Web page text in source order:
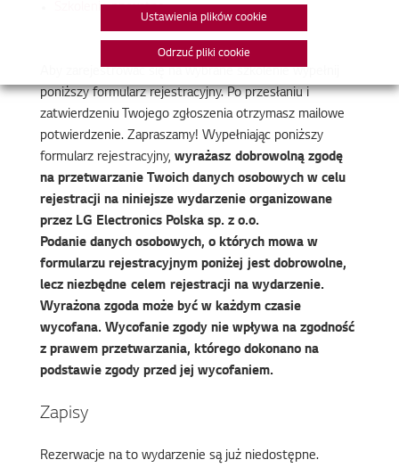
Szkolenie prywatne
poniższy formularz rejestracyjny. Po przesłaniu i
zatwierdzeniu Twojego zgłoszenia otrzymasz mailowe
potwierdzenie. Zapraszamy! Wypełniając poniższy
formularz rejestracyjny, wyrażasz dobrowolną zgodę
na przetwarzanie Twoich danych osobowych w celu
rejestracji na niniejsze wydarzenie organizowane
przez LG Electronics Polska sp. z o.o.
Podanie danych osobowych, o których mowa w
formularzu rejestracyjnym poniżej jest dobrowolne,
lecz niezbędne celem rejestracji na wydarzenie.
Wyrażona zgoda może być w każdym czasie
wycofana. Wycofanie zgody nie wpływa na zgodność
z prawem przetwarzania, którego dokonano na
podstawie zgody przed jej wycofaniem.
Zapisy
Rezerwacje na to wydarzenie są już niedostępne.
Ustawienia plików cookie
Odrzuć pliki cookie